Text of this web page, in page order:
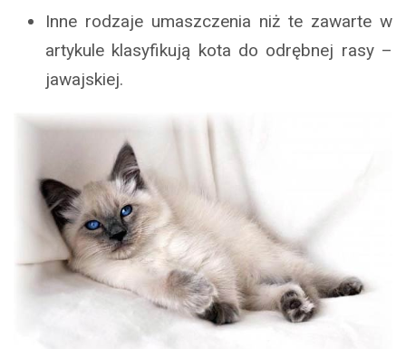
Inne rodzaje umaszczenia niż te zawarte w
artykule klasyfikują kota do odrębnej rasy –
jawajskiej.